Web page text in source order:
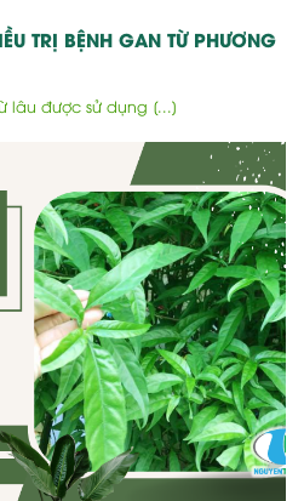
TRỊ BỆNH GAN TỪ PHƯƠNG
lâu được sử dụng [...]